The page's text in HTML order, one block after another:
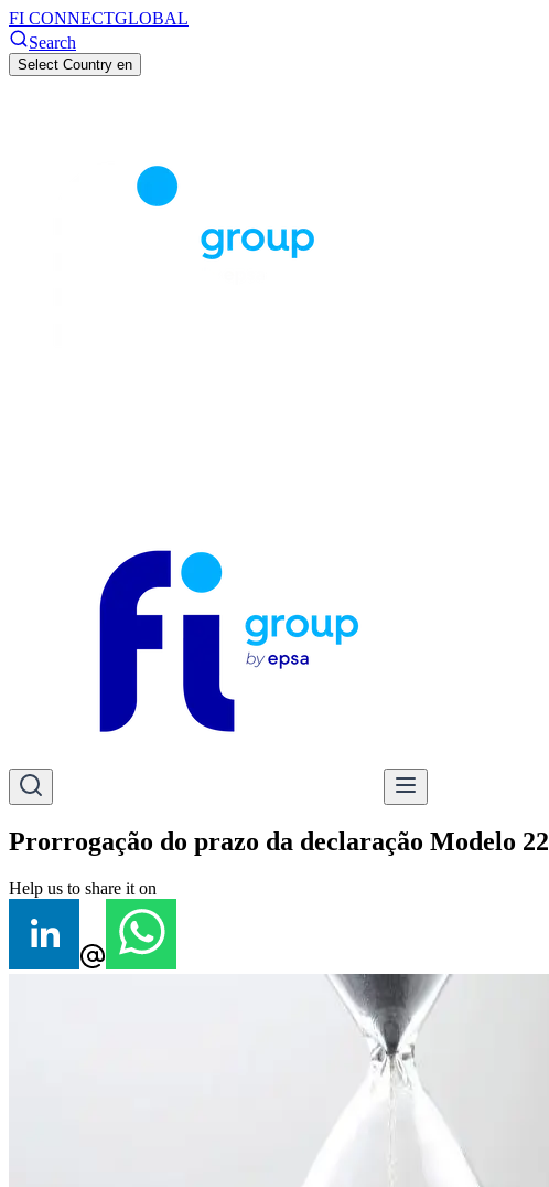
FI CONNECTGLOBAL
Search
Select Country en
Prorrogação do prazo da declaração Modelo 22
Help us to share it on